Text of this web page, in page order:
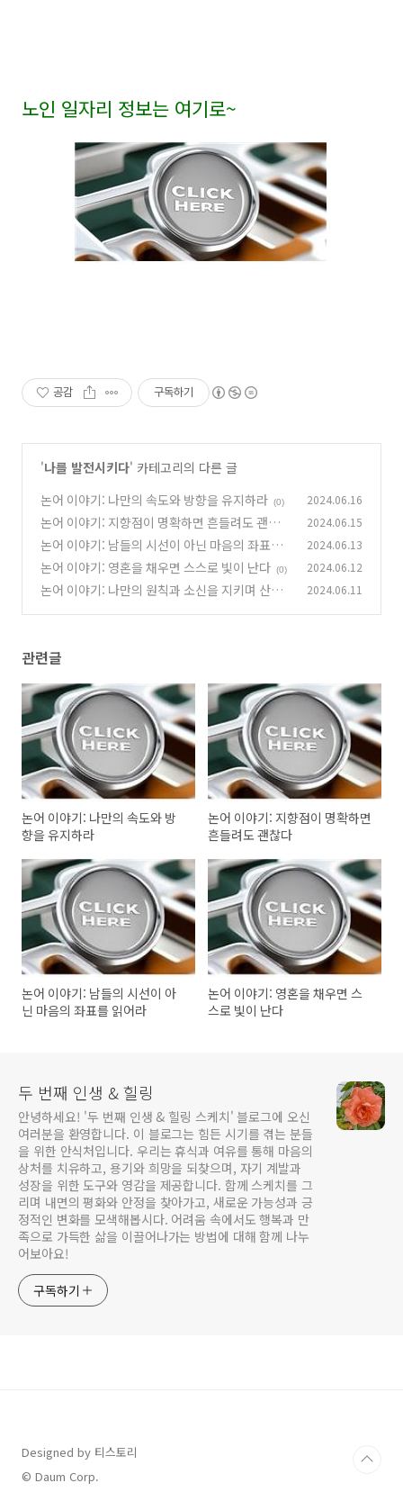
노인 일자리 정보는 여기로~
공감 구독하기
'나를 발전시키다' 카테고리의 다른 글
논어 이야기: 나만의 속도와 방향을 유지하라 (0) 2024.06.16
논어 이야기: 지향점이 명확하면 흔들려도 괜찮
다
(0)
2024.06.15
논어 이야기: 남들의 시선이 아닌 마음의 좌표를
읽어라
(0)
2024.06.13
논어 이야기: 영혼을 채우면 스스로 빛이 난다 (0) 2024.06.12
논어 이야기: 나만의 원칙과 소신을 지키며 산다
2024.06.11
관련글
논어 이야기: 나만의 속도와 방
향을 유지하라
논어 이야기: 지향점이 명확하면
흔들려도 괜찮다
논어 이야기: 남들의 시선이 아
닌 마음의 좌표를 읽어라
논어 이야기: 영혼을 채우면 스
스로 빛이 난다
두 번째 인생 & 힐링
안녕하세요! '두 번째 인생 & 힐링 스케치' 블로그에 오신
여러분을 환영합니다. 이 블로그는 힘든 시기를 겪는 분들
을 위한 안식처입니다. 우리는 휴식과 여유를 통해 마음의
상처를 치유하고, 용기와 희망을 되찾으며, 자기 계발과
성장을 위한 도구와 영감을 제공합니다. 함께 스케치를 그
리며 내면의 평화와 안정을 찾아가고, 새로운 가능성과 긍
정적인 변화를 모색해봅시다. 어려움 속에서도 행복과 만
족으로 가득한 삶을 이끌어나가는 방법에 대해 함께 나누
어보아요!
구독하기
Designed by 티스토리
© Daum Corp.